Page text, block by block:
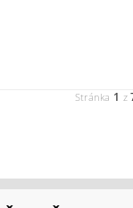
Stránka 1 z